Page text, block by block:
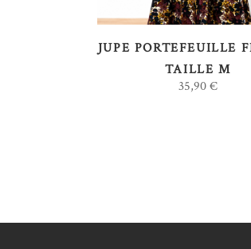
JUPE PORTEFEUILLE
TAILLE M
35,90€